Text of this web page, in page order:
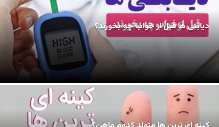
دیابتی ها قبل از خواب چه بخورند؟